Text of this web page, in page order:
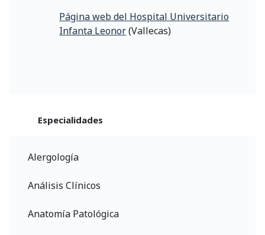
Página web del Hospital Universitario
Infanta Leonor(Vallecas)
Especialidades
Alergología
Análisis Clínicos
Anatomía Patológica